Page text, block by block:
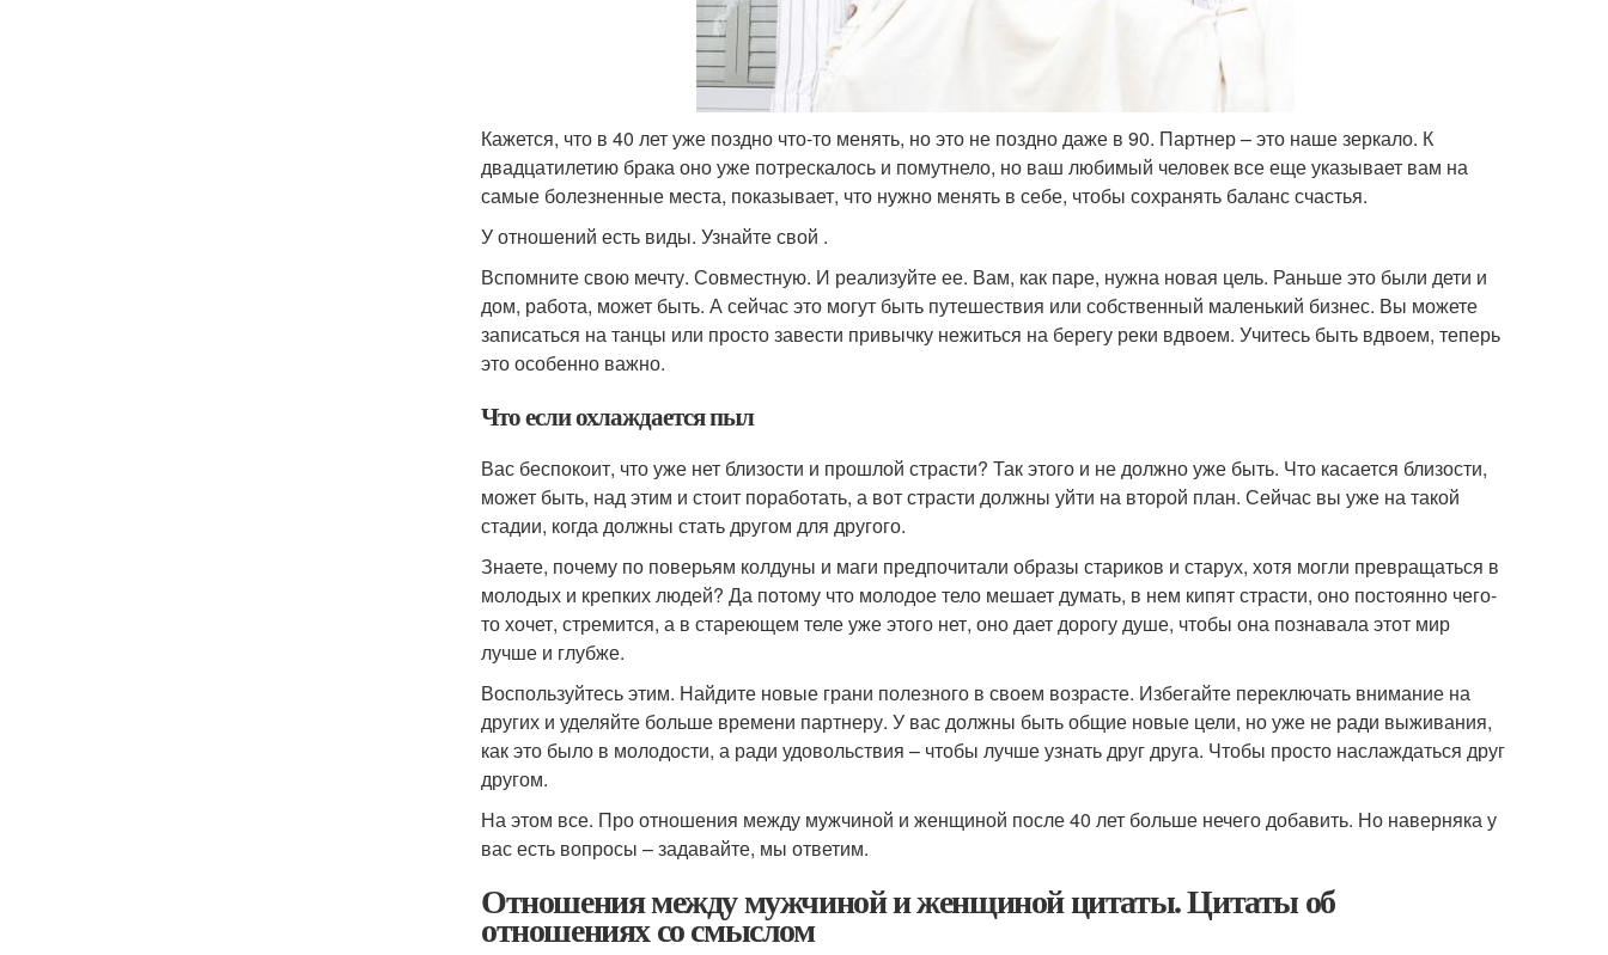
Кажется, что в 40 лет уже поздно что-то менять, но это не поздно даже в 90. Партнер – это наше зеркало. К
двадцатилетию брака оно уже потрескалось и помутнело, но ваш любимый человек все еще указывает вам на
самые болезненные места, показывает, что нужно менять в себе, чтобы сохранять баланс счастья.
У отношений есть виды. Узнайте свой .
Вспомните свою мечту. Совместную. И реализуйте ее. Вам, как паре, нужна новая цель. Раньше это были дети и
дом, работа, может быть. А сейчас это могут быть путешествия или собственный маленький бизнес. Вы можете
записаться на танцы или просто завести привычку нежиться на берегу реки вдвоем. Учитесь быть вдвоем, теперь
это особенно важно.
Что если охлаждается пыл
Вас беспокоит, что уже нет близости и прошлой страсти? Так этого и не должно уже быть. Что касается близости,
может быть, над этим и стоит поработать, а вот страсти должны уйти на второй план. Сейчас вы уже на такой
стадии, когда должны стать другом для другого.
Знаете, почему по поверьям колдуны и маги предпочитали образы стариков и старух, хотя могли превращаться в
молодых и крепких людей? Да потому что молодое тело мешает думать, в нем кипят страсти, оно постоянно чего-
то хочет, стремится, а в стареющем теле уже этого нет, оно дает дорогу душе, чтобы она познавала этот мир
лучше и глубже.
Воспользуйтесь этим. Найдите новые грани полезного в своем возрасте. Избегайте переключать внимание на
других и уделяйте больше времени партнеру. У вас должны быть общие новые цели, но уже не ради выживания,
как это было в молодости, а ради удовольствия – чтобы лучше узнать друг друга. Чтобы просто наслаждаться друг
другом.
На этом все. Про отношения между мужчиной и женщиной после 40 лет больше нечего добавить. Но наверняка у
вас есть вопросы – задавайте, мы ответим.
Отношения между мужчиной и женщиной цитаты. Цитаты об
отношениях со смыслом